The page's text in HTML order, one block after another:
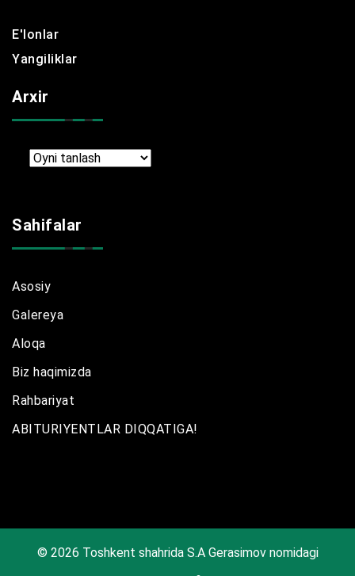
E'lonlar
Yangiliklar
Arxir
Arxir
Sahifalar
Asosiy
Galereya
Aloqa
Biz haqimizda
Rahbariyat
ABITURIYENTLAR DIQQATIGA!
© 2026 Toshkent shahrida S.A Gerasimov nomidagi